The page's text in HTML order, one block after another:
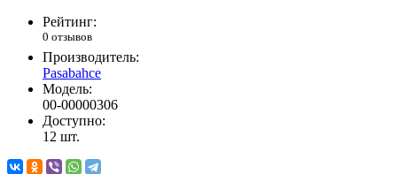
Рейтинг:
0 отзывов
Производитель:
Pasabahce
Модель:
00-00000306
Доступно:
12 шт.